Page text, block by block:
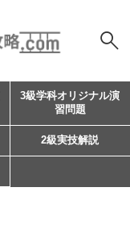
3級学科オリジナル演
習問題
2級実技解説